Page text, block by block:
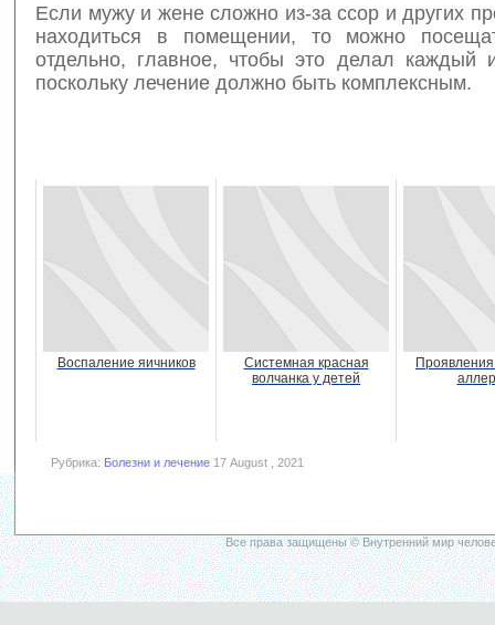
Если мужу и жене сложно из-за ссор и других
находиться в помещении, то можно
отдельно, главное, чтобы это делал каждый
поскольку лечение должно быть комплексным.
Воспаление яичников
Системная красная
волчанка у детей
Рубрика: Болезни и лечение 17 August , 2021
Все права защищены © Внутренний мир